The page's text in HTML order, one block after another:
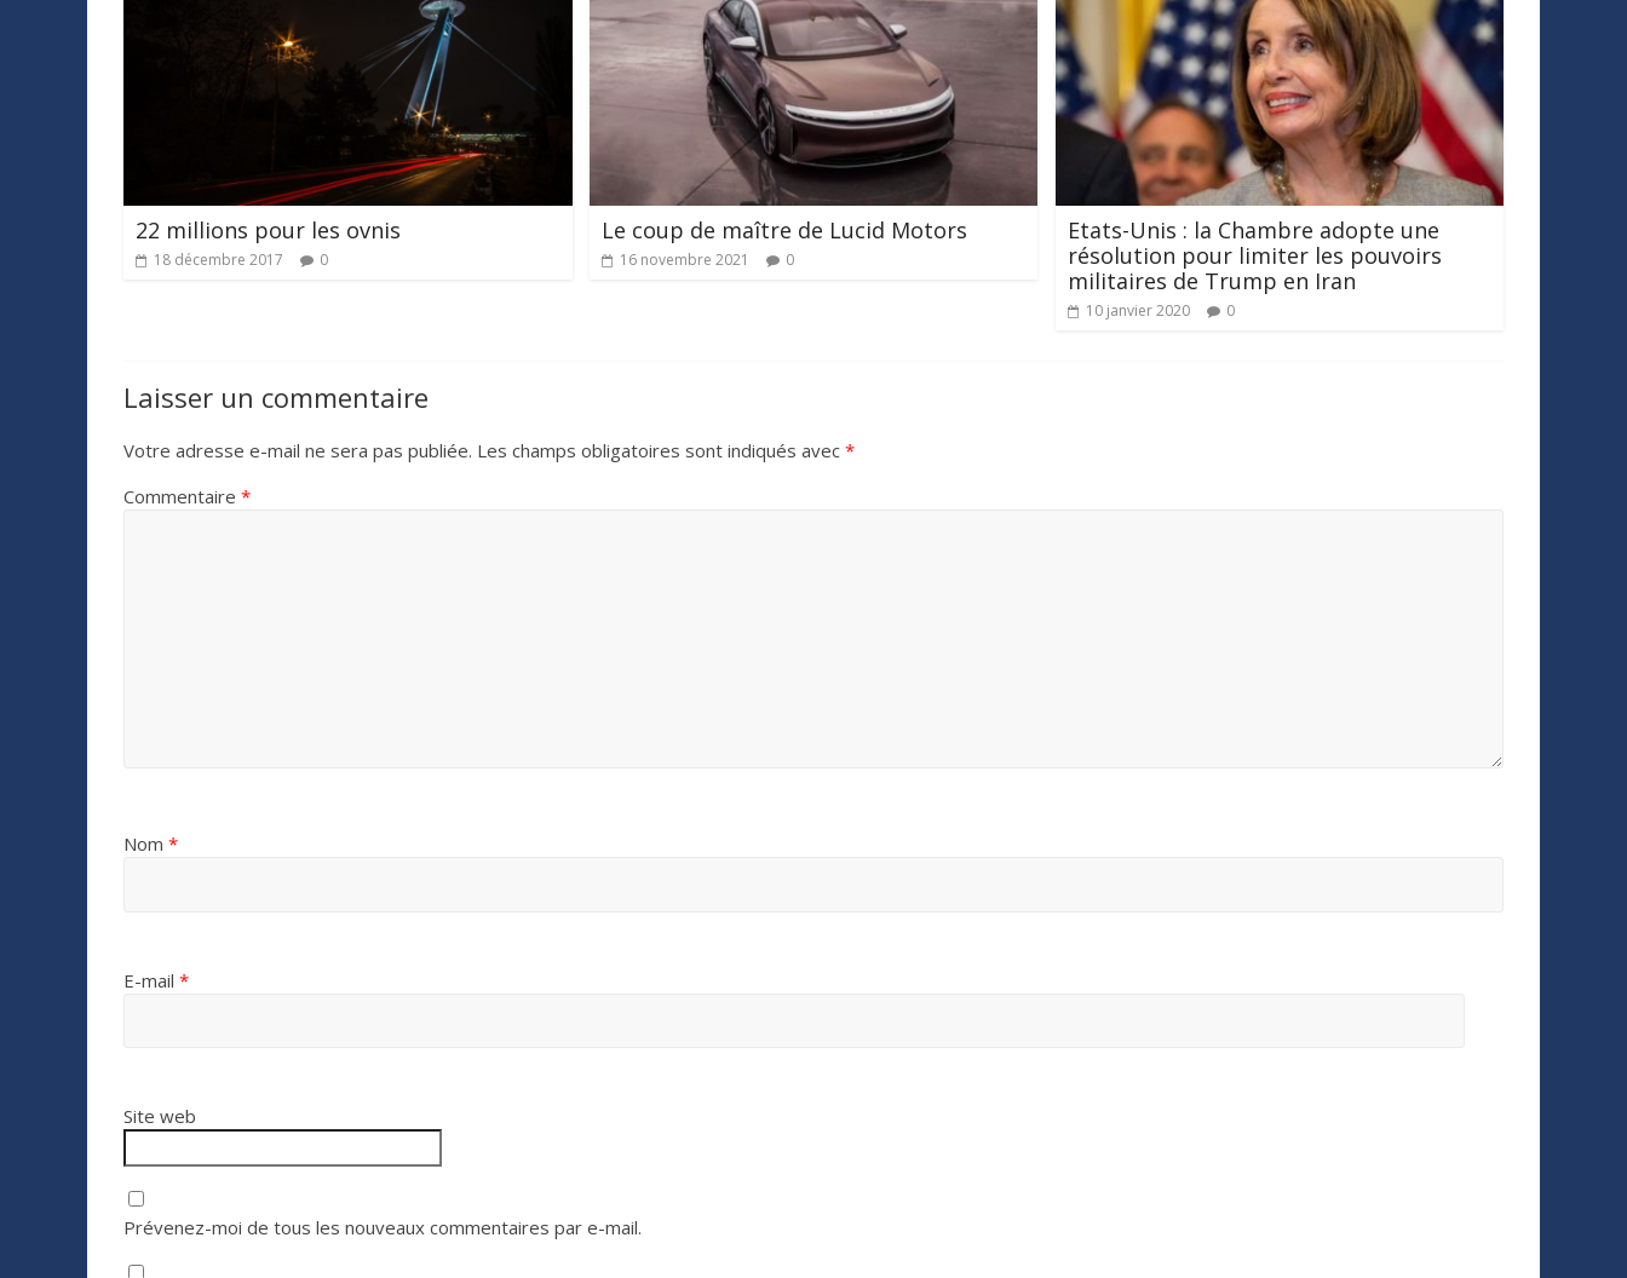
22 millions pour les ovnis
18 décembre 2017 0
Le coup de maître de Lucid Motors
16 novembre 2021 0
Etats-Unis : la Chambre adopte une
résolution pour limiter les pouvoirs
militaires de Trump en Iran
10 janvier 2020 0
Laisser un commentaire
Votre adresse e-mail ne sera pas publiée. Les champs obligatoires sont indiqués avec *
Commentaire *
Nom *
E-mail *
Site web
Prévenez-moi de tous les nouveaux commentaires par e-mail.